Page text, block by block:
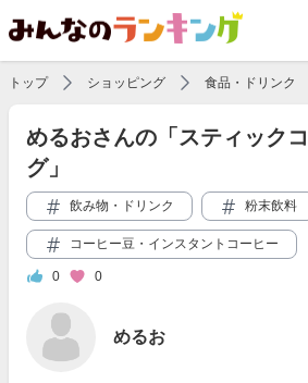
トップ ショッピング 食品・ドリンク
めるおさんの「スティック
グ」
飲み物・ドリンク 粉末飲料
コーヒー豆・インスタントコーヒー
0 0
めるお